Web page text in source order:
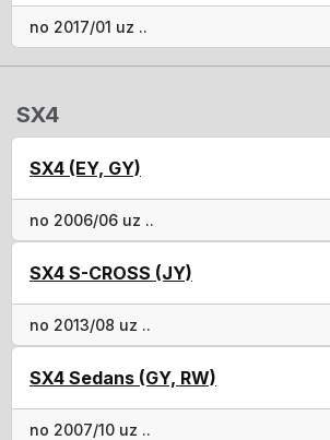
no 2017/01 uz ..
SX4
SX4 (EY, GY)
no 2006/06 uz ..
SX4 S-CROSS (JY)
no 2013/08 uz ..
SX4 Sedans (GY, RW)
no 2007/10 uz ..